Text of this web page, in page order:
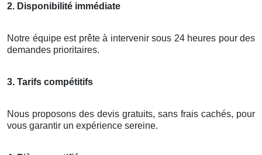
2. Disponibilité immédiate
Notre équipe est prête à intervenir sous 24 heures pour des
demandes prioritaires.
3. Tarifs compétitifs
Nous proposons des devis gratuits, sans frais cachés, pour
vous garantir un expérience sereine.